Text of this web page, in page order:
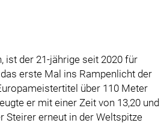
ist der 21-jährige seit 2020 für
erste Mal ins Rampenlicht der
über 110 Meter
er mit einer Zeit von 13,20 und
Steirer erneut in der Weltspitze